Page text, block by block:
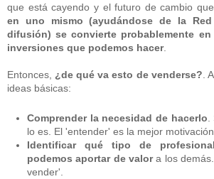
que está cayendo y el futuro de cambio
en uno mismo (ayudándose de la
difusión) se convierte probablemente
inversiones que podemos hacer.
Entonces,¿de qué va esto de venderse?.
ideas básicas:
Comprender la necesidad de hacerlo.
lo es. El 'entender' es la mejor
Identificar qué tipo de
podemos aportar de valora los
vender'.